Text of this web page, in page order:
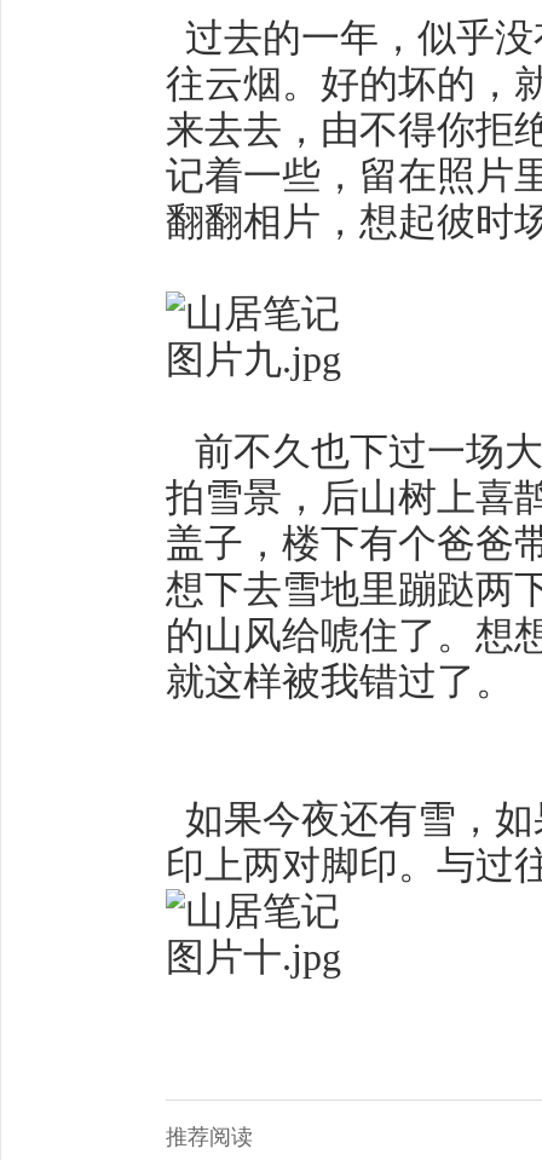
过去的一年，似乎
往云烟。好的坏的，
来去去，由不得你拒
记着一些，留在照片
翻翻相片，想起彼时
前不久也下过一场
拍雪景，后山树上喜
盖子，楼下有个爸爸
想下去雪地里蹦跶两
的山风给唬住了。想
就这样被我错过了。
如果今夜还有雪，
印上两对脚印。与过
推荐阅读